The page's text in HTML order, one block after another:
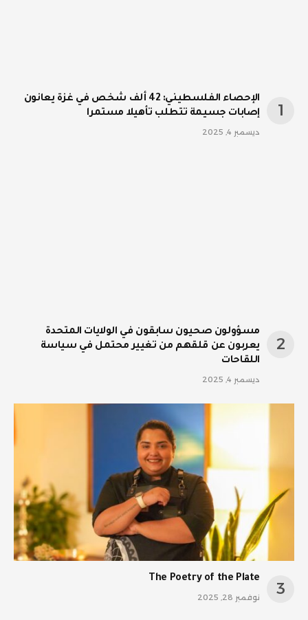
الإحصاء الفلسطيني: 42 ألف شخص في غزة يعانون
إصابات جسيمة تتطلب تأهيلا مستمرا
ديسمبر 4, 2025
مسؤولون صحيون سابقون في الولايات المتحدة
يعربون عن قلقهم من تغيير محتمل في سياسة
اللقاحات
ديسمبر 4, 2025
The Poetry of the Plate
نوفمبر 28, 2025